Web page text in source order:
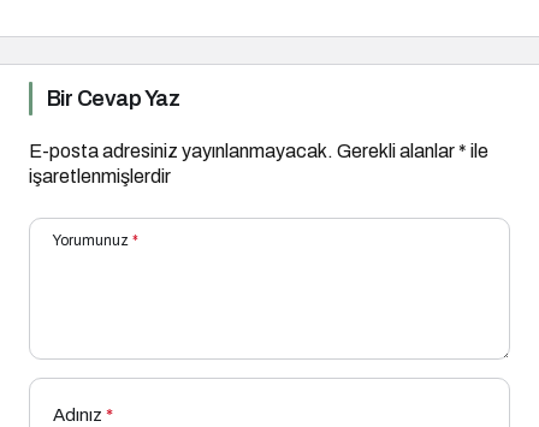
Bir Cevap Yaz
E-posta adresiniz yayınlanmayacak. Gerekli alanlar* ile
işaretlenmişlerdir
Yorumunuz *
Adınız *